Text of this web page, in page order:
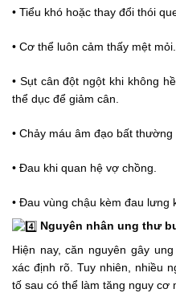
• Tiểu khó hoặc thay đổi thói
• Cơ thể luôn cảm thấy mệt mỏi.
• Sụt cân đột ngột khi không
thể dục để giảm cân.
• Chảy máu âm đạo bất
• Đau khi quan hệ vợ chồng.
• Đau vùng chậu kèm đau lưng
Nguyên nhân ung thư
Hiện nay, căn nguyên gây
xác định rõ. Tuy nhiên, nhiều
tố sau có thể làm tăng nguy cơ